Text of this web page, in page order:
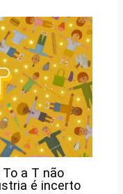
a T não
é incerto